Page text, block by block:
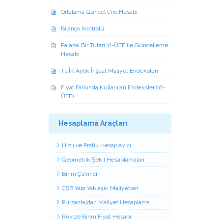
Ortalama Güncel Ciro Hesabı
Bilanço Kontrolü
Parasal Bir Tutarı Yİ-ÜFE ile Güncelleme
Hesabı
TÜİK Aylık İnşaat Maliyet Endeksleri
Fiyat Farkında Kullanılan Endeksler (Yİ-
ÜFE)
Hesaplama Araçları
Hızlı ve Pratik Hesaplayıcı
Geometrik Şekil Hesaplamaları
Birim Çevirici
ÇŞB Yapı Yaklaşık Maliyetleri
Pursantajdan Maliyet Hesaplama
Revize Birim Fiyat Hesabı